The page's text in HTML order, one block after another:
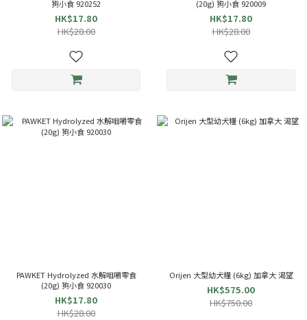
狗小食 920252
HK$17.80
HK$28.00
(20g) 狗小食 920009
HK$17.80
HK$28.00
PAWKET Hydrolyzed 水解咀嚼零食
(20g) 狗小食 920030
HK$17.80
HK$28.00
Orijen 大型幼犬糧 (6kg) 加拿大 渴望
HK$575.00
HK$750.00